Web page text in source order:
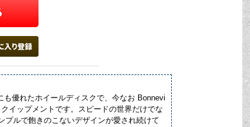
優れたホイールディスクで、今なお Bonnevi
イップメントです。スピードの世界だけでな
プルで飽きのこないデザインが愛され続けて